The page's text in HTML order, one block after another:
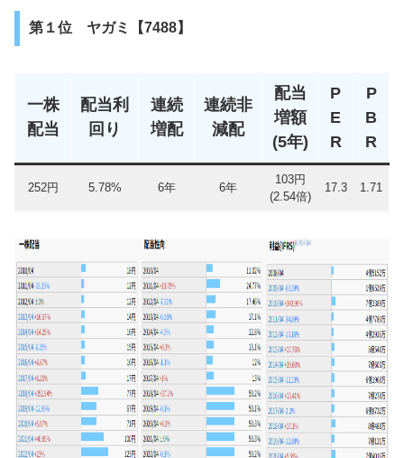
第１位 ヤガミ【7488】
一株
配当
配当利
回り
連続
増配
連続非
減配
配当
増額
(5年)
P
E
R
P
B
R
252円 5.78% 6年 6年
103円
(2.54倍)
17.3 1.71